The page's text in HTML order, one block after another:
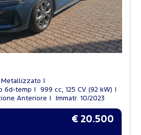
Metallizzato
6d-temp
999 cc, 125 CV (92 kW)
Anteriore
Immatr. 10/2023
€ 20.500